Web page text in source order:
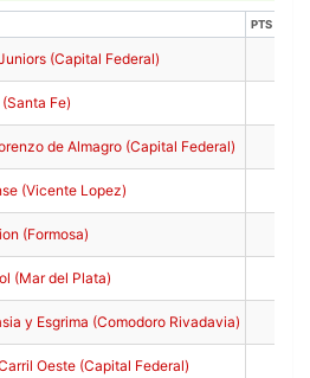
PTS
(Capital Federal)
Fe)
de Almagro (Capital Federal)
(Vicente Lopez)
(Formosa)
(Mar del Plata)
y Esgrima (Comodoro Rivadavia)
Oeste (Capital Federal)